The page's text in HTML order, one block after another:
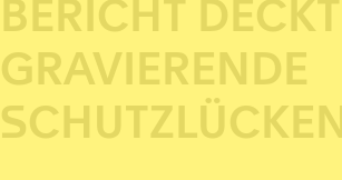
BERICHT DECKT
GRAVIERENDE